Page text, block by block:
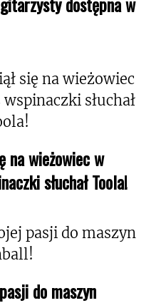
na wieżowiec w
słuchał Toola!
do maszyn